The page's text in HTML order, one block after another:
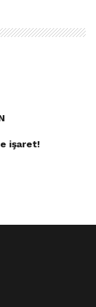
gerekeni
olduğu
güzel ve adil
çok
işaret!